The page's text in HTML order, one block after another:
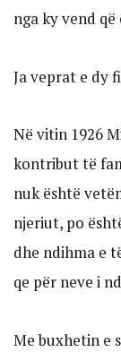
nga ky vend që
Ja veprat e dy
Në vitin 1926
kontribut të
nuk është
njeriut, po
dhe ndihma e
qe për neve i
Me buxhetin e